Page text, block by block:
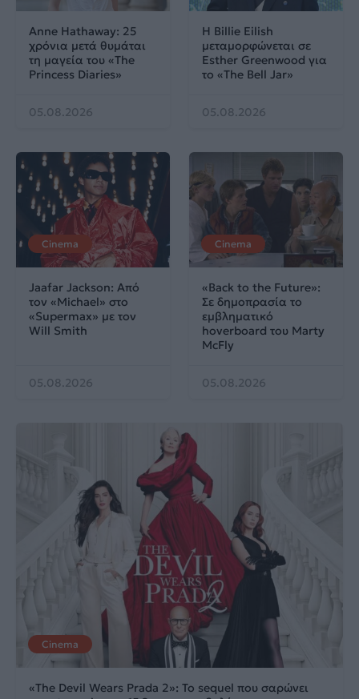
Anne Hathaway: 25
χρόνια μετά θυμάται
τη μαγεία του «The
Princess Diaries»
05.08.2026
Η Billie Eilish
μεταμορφώνεται σε
Esther Greenwood για
το «The Bell Jar»
05.08.2026
Cinema
Jaafar Jackson: Από
τον «Michael» στο
«Supermax» με τον
Will Smith
05.08.2026
Cinema
«Back to the Future»:
Σε δημοπρασία το
εμβληματικό
hoverboard του Marty
McFly
05.08.2026
Cinema
«The Devil Wears Prada 2»: Το sequel που σαρώνει